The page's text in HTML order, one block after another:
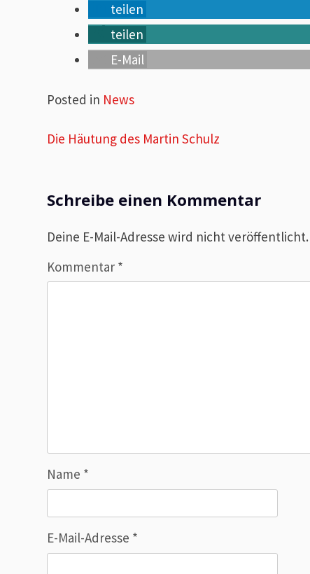
teilen
teilen
E-Mail
Posted in News
Beitragsnavigation
Die Häutung des Martin Schulz
Schreibe einen Kommentar
Deine E-Mail-Adresse wird nicht veröffentlicht.
Kommentar *
Name *
E-Mail-Adresse *